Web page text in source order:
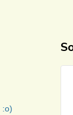
:o)